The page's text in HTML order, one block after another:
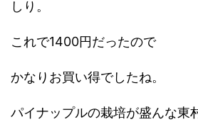
しり。
これで1400円だったので
かなりお買い得でしたね。
パイナップルの栽培が盛んな東